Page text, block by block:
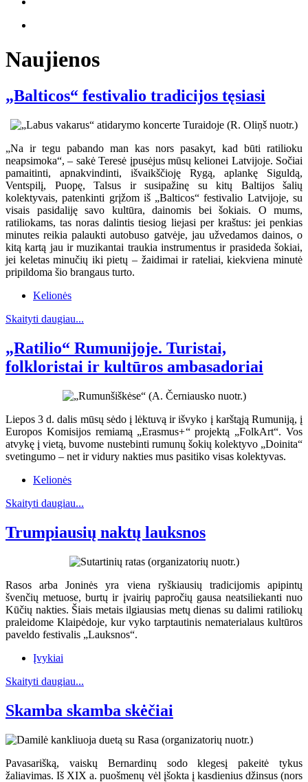
Naujienos
„Balticos“ festivalio tradicijos tęsiasi
„Na ir tegu pabando man kas nors pasakyt, kad būti ratilioku
neapsimoka“, – sakė Teresė įpusėjus mūsų kelionei Latvijoje. Sočiai
pamaitinti, apnakvindinti, išvaikščioję Rygą, aplankę Siguldą,
Ventspilį, Puopę, Talsus ir susipažinę su kitų Baltijos šalių
kolektyvais, patenkinti grįžom iš „Balticos“ festivalio Latvijoje, su
visais pasidaliję savo kultūra, dainomis bei šokiais. O mums,
ratiliokams, tas noras dalintis tiesiog liejasi per kraštus: jei penkias
minutes reikia palaukti autobuso gatvėje, jau užvedamos dainos, o
kitą kartą jau ir muzikantai traukia instrumentus ir prasideda šokiai,
jei keletas minučių iki pietų – žaidimai ir rateliai, kiekviena minutė
pripildoma šio brangaus turto.
Kelionės
Skaityti daugiau...
„Ratilio“ Rumunijoje. Turistai,
folkloristai ir kultūros ambasadoriai
Liepos 3 d. dalis mūsų sėdo į lėktuvą ir išvyko į karštąją Rumuniją, į
Europos Komisijos remiamą „Erasmus+“ projektą „FolkArt“. Vos
atvykę į vietą, buvome nustebinti rumunų šokių kolektyvo „Doinita“
svetingumo – net ir vidury nakties mus pasitiko visas kolektyvas.
Kelionės
Skaityti daugiau...
Trumpiausių naktų lauksnos
Rasos arba Joninės yra viena ryškiausių tradicijomis apipintų
švenčių metuose, burtų ir įvairių papročių gausa neatsiliekanti nuo
Kūčių nakties. Šiais metais ilgiausias metų dienas su dalimi ratiliokų
praleidome Klaipėdoje, kur vyko tarptautinis nematerialaus kultūros
paveldo festivalis „Lauksnos“.
Įvykiai
Skaityti daugiau...
Skamba skamba skėčiai
Pavasarišką, vaiskų Bernardinų sodo klegesį pakeitė tykus
žaliavimas. Iš XIX a. puošmenų vėl įšokta į kasdienius džinsus (nors